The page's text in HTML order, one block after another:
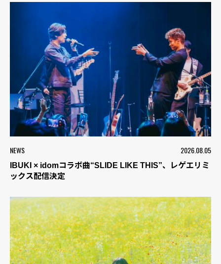
NEWS 2026.08.05
IBUKI × idomコラボ曲“SLIDE LIKE THIS”、レゲエリミ
ックス配信決定